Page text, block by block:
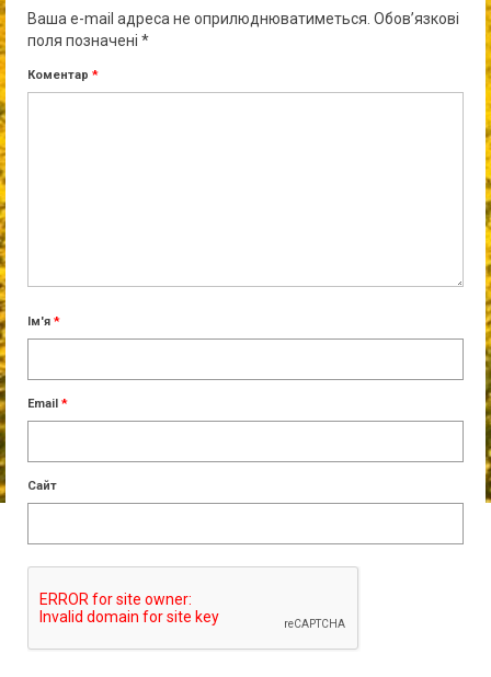
Ваша e-mail адреса не оприлюднюватиметься. Обов’язкові
поля позначені *
Коментар *
Ім'я *
Email *
Сайт